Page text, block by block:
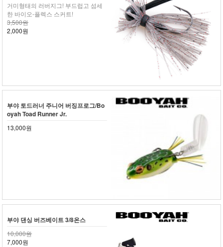
거미형태의 러버지그! 부드럽고 섬세
한 바이오-플렉스 스커트!
3,500원
2,000원
부야 토드러너 주니어 버징프로그/Bo
oyah Toad Runner Jr.
13,000원
부야 댄싱 버즈베이트 3/8온스
10,000원
7,000원